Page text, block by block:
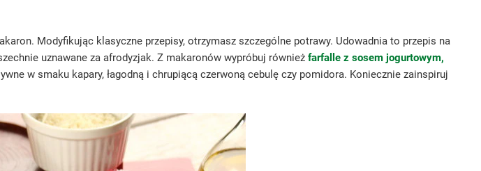
Modyfikując klasyczne przepisy, otrzymasz szczególne potrawy. Udowadnia to przepis na
uznawane za afrodyzjak. Z makaronów wypróbuj również farfalle z sosem jogurtowym,
w smaku kapary, łagodną i chrupiącą czerwoną cebulę czy pomidora. Koniecznie zainspiruj